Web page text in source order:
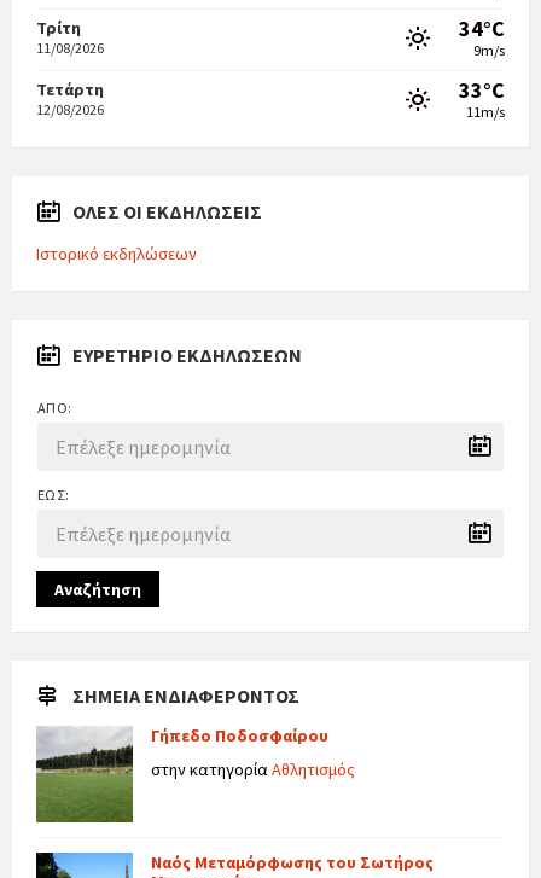
Τρίτη
11/08/2026
34°C
9m/s
Τετάρτη
12/08/2026
33°C
11m/s
ΟΛΕΣ ΟΙ ΕΚΔΗΛΩΣΕΙΣ
Ιστορικό εκδηλώσεων
ΕΥΡΕΤΉΡΙΟ ΕΚΔΗΛΏΣΕΩΝ
ΑΠΌ:
ΈΩΣ:
Αναζήτηση
ΣΗΜΕΊΑ ΕΝΔΙΑΦΈΡΟΝΤΟΣ
Γήπεδο Ποδοσφαίρου
στην κατηγορίαΑθλητισμός
Ναός Μεταμόρφωσης του Σωτήρος